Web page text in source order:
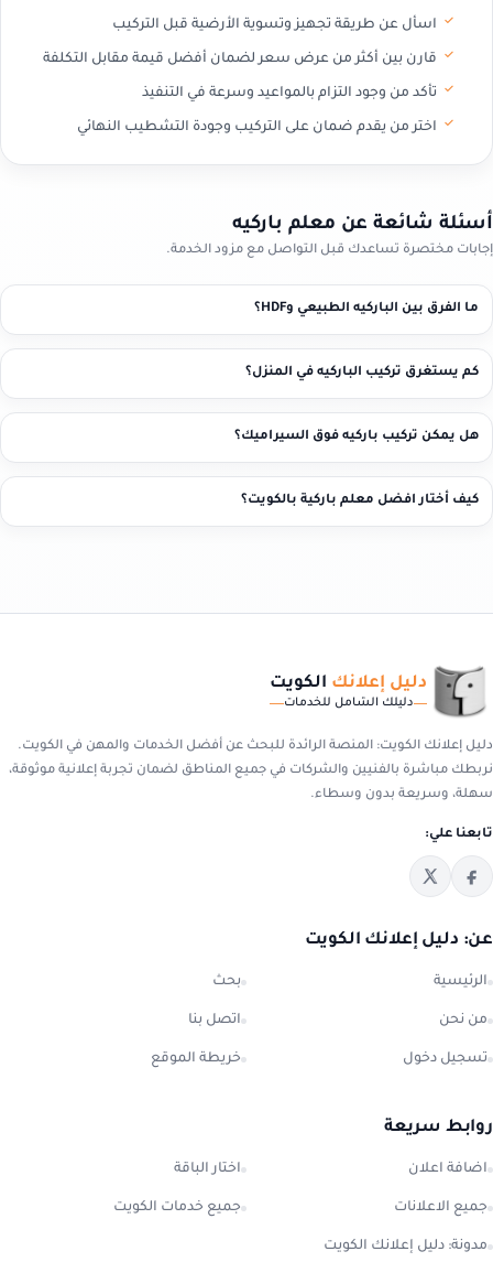
اسأل عن طريقة تجهيز وتسوية الأرضية قبل التركيب
قارن بين أكثر من عرض سعر لضمان أفضل قيمة مقابل التكلفة
تأكد من وجود التزام بالمواعيد وسرعة في التنفيذ
اختر من يقدم ضمان على التركيب وجودة التشطيب النهائي
أسئلة شائعة عن معلم باركيه
إجابات مختصرة تساعدك قبل التواصل مع مزود الخدمة.
ما الفرق بين الباركيه الطبيعي وHDF؟
كم يستغرق تركيب الباركيه في المنزل؟
هل يمكن تركيب باركيه فوق السيراميك؟
كيف أختار افضل معلم باركية بالكويت؟
دليل إعلانك الكويت
دليلك الشامل للخدمات
دليل إعلانك الكويت: المنصة الرائدة للبحث عن أفضل الخدمات والمهن في الكويت.
نربطك مباشرة بالفنيين والشركات في جميع المناطق لضمان تجربة إعلانية موثوقة،
سهلة، وسريعة بدون وسطاء.
تابعنا علي:
عن: دليل إعلانك الكويت
الرئيسية بحث
من نحن اتصل بنا
تسجيل دخول خريطة الموقع
روابط سريعة
اضافة اعلان اختار الباقة
جميع الاعلانات جميع خدمات الكويت
مدونة: دليل إعلانك الكويت